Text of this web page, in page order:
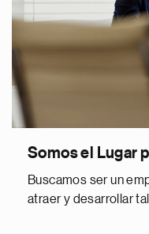
Somos el Lugar
Buscamos ser un
atraer y desarrollar